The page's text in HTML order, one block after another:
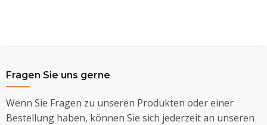
Fragen Sie uns gerne
Wenn Sie Fragen zu unseren Produkten oder einer
Bestellung haben, können Sie sich jederzeit an unseren